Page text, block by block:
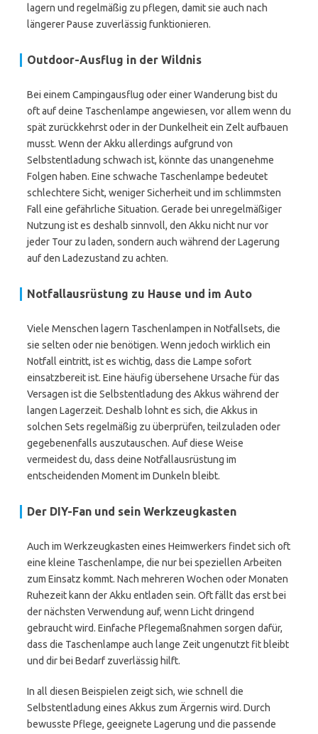
lagern und regelmäßig zu pflegen, damit sie auch nach
längerer Pause zuverlässig funktionieren.
Outdoor-Ausflug in der Wildnis
Bei einem Campingausflug oder einer Wanderung bist du
oft auf deine Taschenlampe angewiesen, vor allem wenn du
spät zurückkehrst oder in der Dunkelheit ein Zelt aufbauen
musst. Wenn der Akku allerdings aufgrund von
Selbstentladung schwach ist, könnte das unangenehme
Folgen haben. Eine schwache Taschenlampe bedeutet
schlechtere Sicht, weniger Sicherheit und im schlimmsten
Fall eine gefährliche Situation. Gerade bei unregelmäßiger
Nutzung ist es deshalb sinnvoll, den Akku nicht nur vor
jeder Tour zu laden, sondern auch während der Lagerung
auf den Ladezustand zu achten.
Notfallausrüstung zu Hause und im Auto
Viele Menschen lagern Taschenlampen in Notfallsets, die
sie selten oder nie benötigen. Wenn jedoch wirklich ein
Notfall eintritt, ist es wichtig, dass die Lampe sofort
einsatzbereit ist. Eine häufig übersehene Ursache für das
Versagen ist die Selbstentladung des Akkus während der
langen Lagerzeit. Deshalb lohnt es sich, die Akkus in
solchen Sets regelmäßig zu überprüfen, teilzuladen oder
gegebenenfalls auszutauschen. Auf diese Weise
vermeidest du, dass deine Notfallausrüstung im
entscheidenden Moment im Dunkeln bleibt.
Der DIY-Fan und sein Werkzeugkasten
Auch im Werkzeugkasten eines Heimwerkers findet sich oft
eine kleine Taschenlampe, die nur bei speziellen Arbeiten
zum Einsatz kommt. Nach mehreren Wochen oder Monaten
Ruhezeit kann der Akku entladen sein. Oft fällt das erst bei
der nächsten Verwendung auf, wenn Licht dringend
gebraucht wird. Einfache Pflegemaßnahmen sorgen dafür,
dass die Taschenlampe auch lange Zeit ungenutzt fit bleibt
und dir bei Bedarf zuverlässig hilft.
In all diesen Beispielen zeigt sich, wie schnell die
Selbstentladung eines Akkus zum Ärgernis wird. Durch
bewusste Pflege, geeignete Lagerung und die passende